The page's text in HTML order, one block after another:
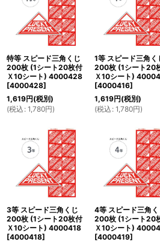
並び順
絞り込む
特等 スピード三角くじ
200枚 (1シート20枚付
Ｘ10シート) 4000428
[4000428]
1,619円(税別)
(税込 : 1,780円)
1等 スピード三角く
200枚 (1シート20
Ｘ10シート)
[4000416]
1,619円(税別)
(税込 : 1,780円)
3等 スピード三角くじ
200枚 (1シート20枚付
Ｘ10シート) 4000418
[4000418]
4等 スピード三角く
200枚 (1シート20
Ｘ10シート)
[4000419]